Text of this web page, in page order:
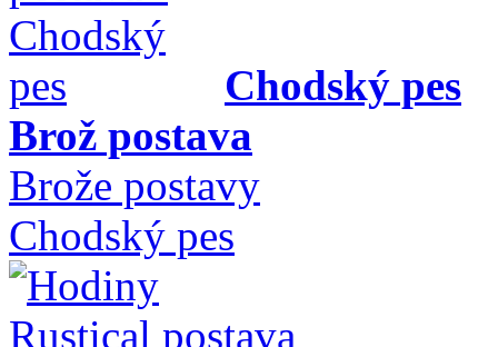
Chodský pes
Brož postava
Brože postavy
Chodský pes